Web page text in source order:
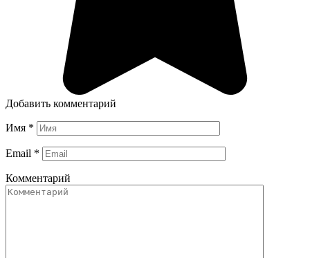
Добавить комментарий
Имя *
Email *
Комментарий